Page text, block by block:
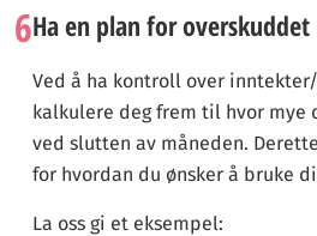
6Ha en plan for overskuddet
Ved å ha kontroll over
kalkulere deg frem til hvor mye
ved slutten av måneden.
for hvordan du ønsker å bruke
La oss gi et eksempel: